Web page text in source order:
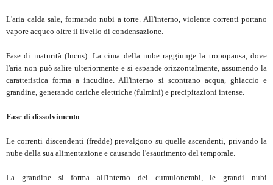
L'aria calda sale, formando nubi a torre. All'interno, violente correnti portano
vapore acqueo oltre il livello di condensazione.
Fase di maturità (Incus): La cima della nube raggiunge la tropopausa, dove
l'aria non può salire ulteriormente e si espande orizzontalmente, assumendo la
caratteristica forma a incudine. All'interno si scontrano acqua, ghiaccio e
grandine, generando cariche elettriche (fulmini) e precipitazioni intense.
Fase di dissolvimento:
Le correnti discendenti (fredde) prevalgono su quelle ascendenti, privando la
nube della sua alimentazione e causando l'esaurimento del temporale.
La grandine si forma all'interno dei cumulonembi, le grandi nubi